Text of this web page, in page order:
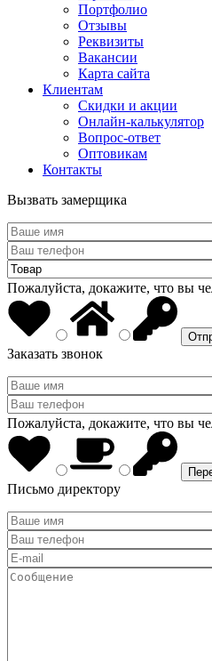
Портфолио
Отзывы
Реквизиты
Вакансии
Карта сайта
Клиентам
Скидки и акции
Онлайн-калькулятор
Вопрос-ответ
Оптовикам
Контакты
Вызвать замерщика
Пожалуйста, докажите, что вы
Заказать звонок
Пожалуйста, докажите, что вы
Письмо директору